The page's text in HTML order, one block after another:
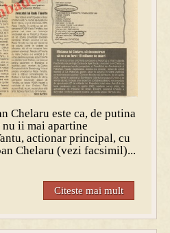
Chelaru este ca, de putina
ii mai apartine
actionar principal, cu
Chelaru (vezi facsimil)...
Citeste mai mult